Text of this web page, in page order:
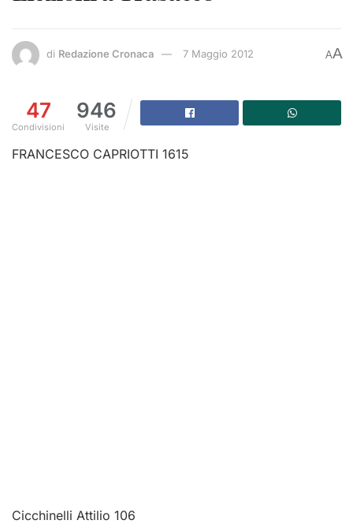
di Redazione Cronaca 7 Maggio 2012 AA
47
Condivisioni
946
Visite
FRANCESCO CAPRIOTTI 1615
Cicchinelli Attilio 106